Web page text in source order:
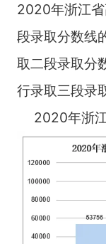
2020年浙江
段录取分数线
取二段录取分
行录取三段录
2020年浙